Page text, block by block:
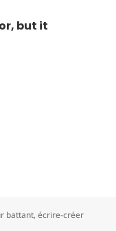
but it
battant,écrire-créer